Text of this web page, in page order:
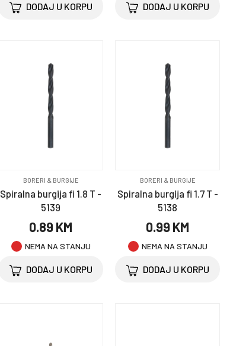
DODAJ U KORPU DODAJ U KORPU
BORERI & BURGIJE
Spiralna burgija fi 1.8 T -
5139
0.89 KM
NEMA NA STANJU
DODAJ U KORPU
BORERI & BURGIJE
Spiralna burgija fi 1.7 T -
5138
0.99 KM
NEMA NA STANJU
DODAJ U KORPU